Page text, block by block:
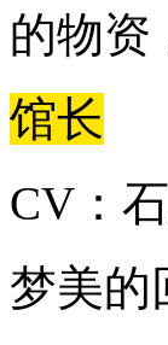
的物资
馆长
CV：
梦美的